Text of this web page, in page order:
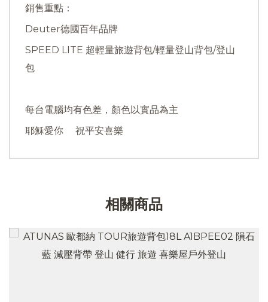
銷售重點：
Deuter德國百年品牌
SPEED LITE 超輕量旅遊背包/輕量登山背包/登山
包
每台電腦均有色差，顏色以實品為主
耶穌愛你 祝平安喜樂
相關商品